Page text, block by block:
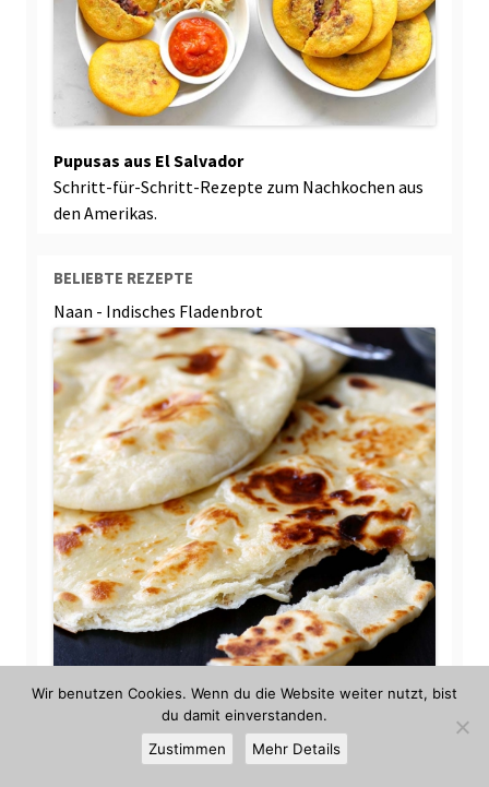
Pupusas aus El Salvador
Schritt-für-Schritt-Rezepte zum Nachkochen aus
den Amerikas.
BELIEBTE REZEPTE
Naan - Indisches Fladenbrot
Amerikanische Cinnamon Rolls
Wir benutzen Cookies. Wenn du die Website weiter nutzt, bist
du damit einverstanden.
Zustimmen
Mehr Details